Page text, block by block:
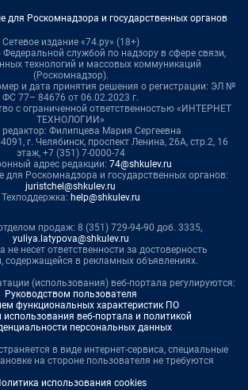
для Роскомнадзора и государственных органов
Сетевое издание «74.ру» (18+)
Федеральной службой по надзору в сфере связи,
технологий и массовых коммуникаций
(Роскомнадзор).
и дата принятия решения о регистрации: ЭЛ №
ФС 77– 84676 от 06.02.2023 г.
с ограниченной ответственностью «ИНТЕРНЕТ
ТЕХНОЛОГИИ»
Филипцева Мария Сергеевна
г. Челябинск, проспект Ленина, 26А, стр.2, 16
этаж, +7 (351) 7-0000-74
адрес редакции: 74@shkulev.ru
для Роскомнадзора и государственных органов:
juristchel@shkulev.ru
Техподдержка: help@shkulev.ru
продаж: 8 (351) 729-94-90 доб. 3335,
yuliya.latypova@shkulev.ru
не несет ответственности за достоверность
содержащейся в рекламных объявлениях.
(использования) веб-портала регулируются:
Руководством пользователя
функциональных характеристик ПО
веб-портала и политикой
персональных данных
в виде интернет-сервиса, специальные
на стороне пользователя не требуются
использования cookies